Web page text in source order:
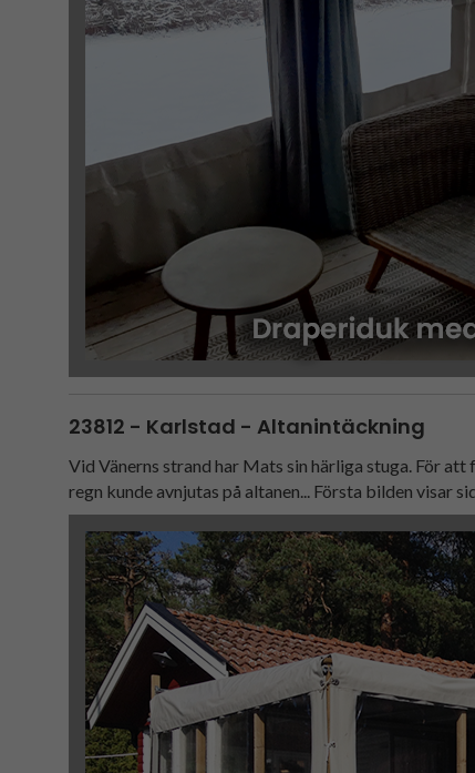
23812 - Karlstad - Altanintäckning
Vid Vänerns strand har Mats sin härliga stuga. För
regn kunde avnjutas på altanen... Första bilden visar